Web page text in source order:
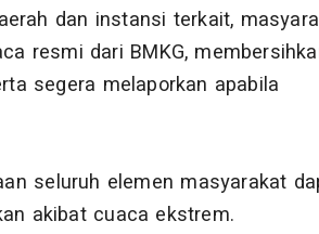
dan instansi terkait,
resmi dari BMKG,
segera melaporkan apabila
seluruh elemen masyarakat
akibat cuaca ekstrem.